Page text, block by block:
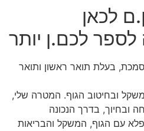
לכאן
לספר לכם.ן יותר
בעלת תואר ראשון ותואר
ובחיטוב הגוף. המטרה שלי,
ובחיוך, בדרך הנכונה
עם הגוף, המשקל והבריאות